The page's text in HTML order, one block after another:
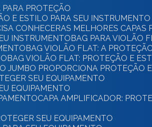
PARA PROTEÇÃO
E ESTILO PARA SEU INSTRUMENTO
CONHECER AS MELHORES CAPAS
INSTRUMENTO
BAG PARA VIOLÃO
BAG VIOLÃO FLAT: A
BAG VIOLÃO FLAT: PROTEÇÃO E
JUMBO PROPORCIONA PROTEÇÃO
SEU EQUIPAMENTO
EQUIPAMENTO
CAPA AMPLIFICADOR:
SEU EQUIPAMENTO